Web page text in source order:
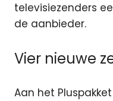
televisiezenders
de aanbieder.
Vier nieuwe
Aan het